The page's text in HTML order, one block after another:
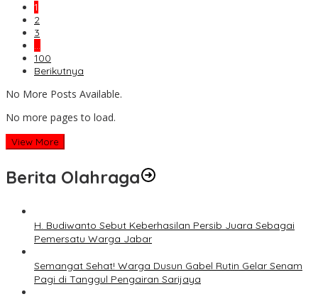
1
2
3
…
100
Berikutnya
No More Posts Available.
No more pages to load.
View More
Berita Olahraga
H. Budiwanto Sebut Keberhasilan Persib Juara Sebagai
Pemersatu Warga Jabar
Semangat Sehat! Warga Dusun Gabel Rutin Gelar Senam
Pagi di Tanggul Pengairan Sarijaya